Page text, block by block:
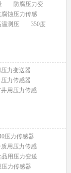
防腐压力变
腐蚀压力传感
温测压
350度
力变送器
力传感器
用压力传感
压力传感器
用压力传感
品用压力变送
压力传感器